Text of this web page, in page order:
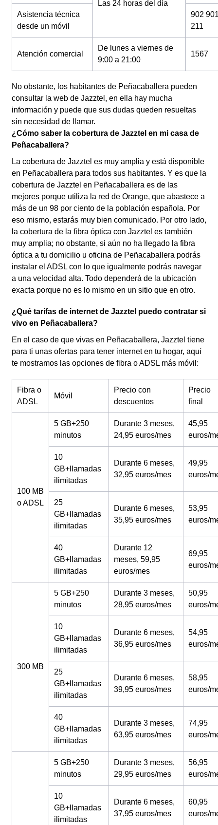
Las 24 horas del día
Asistencia técnica
desde un móvil
902
211
Atención comercial
De lunes a viernes de
9:00 a 21:00
1567
No obstante, los habitantes de Peñacaballera pueden
consultar la web de Jazztel, en ella hay mucha
información y puede que sus dudas queden resueltas
sin necesidad de llamar.
¿Cómo saber la cobertura de Jazztel en mi casa de
Peñacaballera?
La cobertura de Jazztel es muy amplia y está disponible
en Peñacaballera para todos sus habitantes. Y es que la
cobertura de Jazztel en Peñacaballera es de las
mejores porque utiliza la red de Orange, que abastece a
más de un 98 por ciento de la población española. Por
eso mismo, estarás muy bien comunicado. Por otro lado,
la cobertura de la fibra óptica con Jazztel es también
muy amplia; no obstante, si aún no ha llegado la fibra
óptica a tu domicilio u oficina de Peñacaballera podrás
instalar el ADSL con lo que igualmente podrás navegar
a una velocidad alta. Todo dependerá de la ubicación
exacta porque no es lo mismo en un sitio que en otro.
¿Qué tarifas de internet de Jazztel puedo contratar si
vivo en Peñacaballera?
En el caso de que vivas en Peñacaballera, Jazztel tiene
para ti unas ofertas para tener internet en tu hogar, aquí
te mostramos las opciones de fibra o ADSL más móvil:
Fibra o
ADSL
Móvil
Precio con
descuentos
Precio
final
100 MB
o ADSL
5 GB+250
minutos
Durante 3 meses,
24,95 euros/mes
45,95
euros/
10
GB+llamadas
ilimitadas
Durante 6 meses,
32,95 euros/mes
49,95
euros/
25
GB+llamadas
ilimitadas
Durante 6 meses,
35,95 euros/mes
53,95
euros/
40
GB+llamadas
ilimitadas
Durante 12
meses, 59,95
euros/mes
69,95
euros/
300 MB
5 GB+250
minutos
Durante 3 meses,
28,95 euros/mes
50,95
euros/
10
GB+llamadas
ilimitadas
Durante 6 meses,
36,95 euros/mes
54,95
euros/
25
GB+llamadas
ilimitadas
Durante 6 meses,
39,95 euros/mes
58,95
euros/
40
GB+llamadas
ilimitadas
Durante 3 meses,
63,95 euros/mes
74,95
euros/
5 GB+250
minutos
Durante 3 meses,
29,95 euros/mes
56,95
euros/
10
GB+llamadas
ilimitadas
Durante 6 meses,
37,95 euros/mes
60,95
euros/